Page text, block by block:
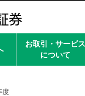
お取引・サービス
について
度